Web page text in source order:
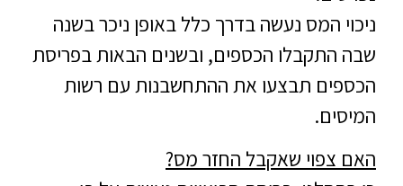
ניכוי המס נעשה בדרך כלל באופן ניכר בשנה
שבה התקבלו הכספים, ובשנים הבאות בפריסת
הכספים תבצעו את ההתחשבנות עם רשות
המיסים.
האם צפוי שאקבל החזר מס?